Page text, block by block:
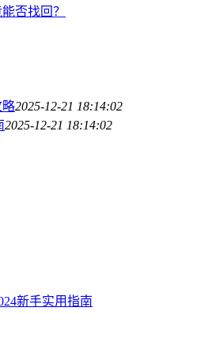
否找回？
略2025-12-21 18:14:02
2025-12-21 18:14:02
新手实用指南